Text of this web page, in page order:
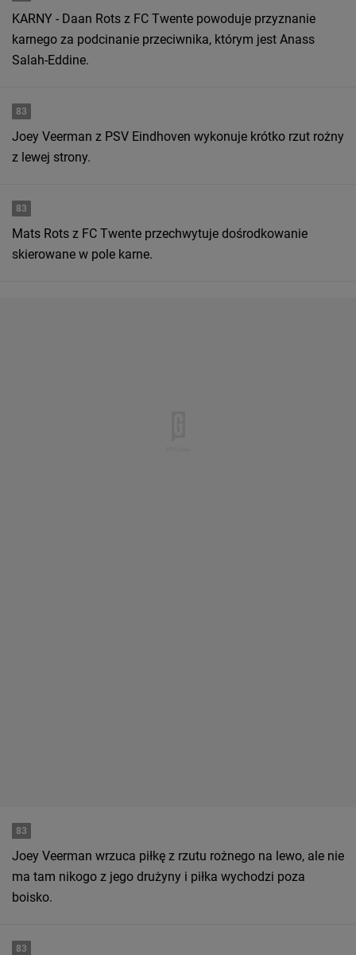
KARNY - Daan Rots z FC Twente powoduje przyznanie
karnego za podcinanie przeciwnika, którym jest Anass
Salah-Eddine.
83
Joey Veerman z PSV Eindhoven wykonuje krótko rzut rożny
z lewej strony.
83
Mats Rots z FC Twente przechwytuje dośrodkowanie
skierowane w pole karne.
83
Joey Veerman wrzuca piłkę z rzutu rożnego na lewo, ale nie
ma tam nikogo z jego drużyny i piłka wychodzi poza
boisko.
83